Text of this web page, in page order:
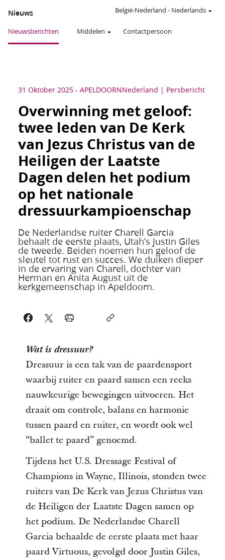
Nieuws
Nieuwsberichten Middelen Contactpersoon
België-Nederland - Nederlands
31 Oktober 2025 - APELDOORNNederland Persbericht
Overwinning met geloof:
twee leden van De Kerk
van Jezus Christus van de
Heiligen der Laatste
Dagen delen het podium
op het nationale
dressuurkampioenschap
De Nederlandse ruiter Charell Garcia
behaalt de eerste plaats, Utah’s Justin Giles
de tweede. Beiden noemen hun geloof de
sleutel tot rust en succes. We duiken dieper
in de ervaring van Charell, dochter van
Herman en Anita August uit de
kerkgemeenschap in Apeldoorn.
Wat is dressuur?
Dressuur is een tak van de paardensport
waarbij ruiter en paard samen een reeks
nauwkeurige bewegingen uitvoeren. Het
draait om controle, balans en harmonie
tussen paard en ruiter, en wordt ook wel
“ballet te paard” genoemd.
Tijdens het U.S. Dressage Festival of
Champions in Wayne, Illinois, stonden twee
ruiters van De Kerk van Jezus Christus van
de Heiligen der Laatste Dagen samen op
het podium. De Nederlandse Charell
Garcia behaalde de eerste plaats met haar
paard Virtuous, gevolgd door Justin Giles,